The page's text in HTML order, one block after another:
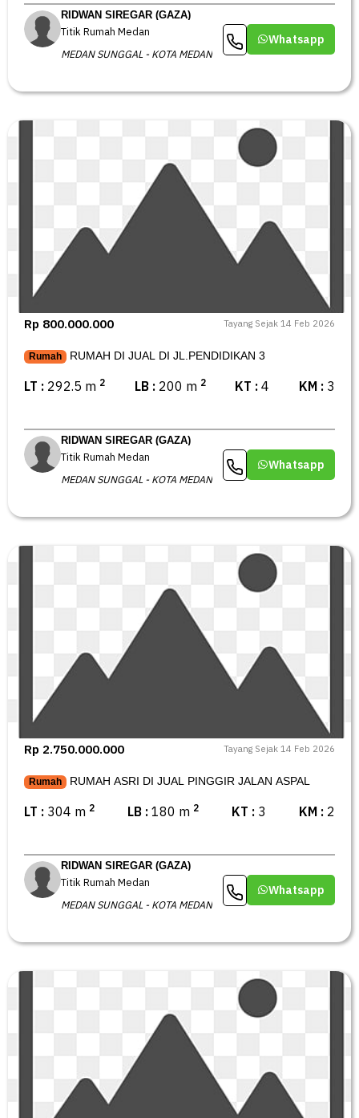
RIDWAN SIREGAR (GAZA)
Titik Rumah Medan
MEDAN SUNGGAL - KOTA MEDAN
Whatsapp
Rp 800.000.000 Tayang Sejak 14 Feb 2026
Rumah RUMAH DI JUAL DI JL.PENDIDIKAN 3
LT : 292.5 m 2 LB : 200 m 2 KT :4 KM : 3
RIDWAN SIREGAR (GAZA)
Titik Rumah Medan
MEDAN SUNGGAL - KOTA MEDAN
Whatsapp
Rp 2.750.000.000 Tayang Sejak 14 Feb 2026
Rumah RUMAH ASRI DI JUAL PINGGIR JALAN ASPAL
LT : 304 m 2 LB : 180 m 2 KT : 3 KM : 2
RIDWAN SIREGAR (GAZA)
Titik Rumah Medan
MEDAN SUNGGAL - KOTA MEDAN
Whatsapp